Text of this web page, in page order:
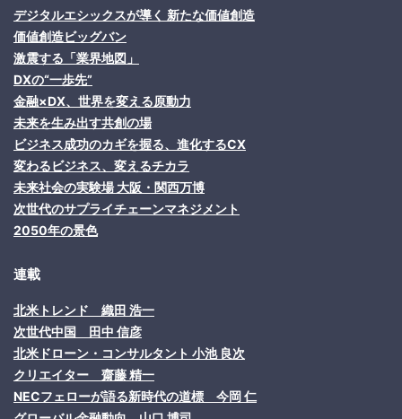
デジタルエシックスが導く 新たな価値創造
価値創造ビッグバン
激震する「業界地図」
DXの“一歩先”
金融×DX、世界を変える原動力
未来を生み出す共創の場
ビジネス成功のカギを握る、進化するCX
変わるビジネス、変えるチカラ
未来社会の実験場 大阪・関西万博
次世代のサプライチェーンマネジメント
2050年の景色
連載
北米トレンド 織田 浩一
次世代中国 田中 信彦
北米ドローン・コンサルタント 小池 良次
クリエイター 齋藤 精一
NECフェローが語る新時代の道標 今岡 仁